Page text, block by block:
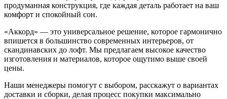
продуманная конструкция, где каждая деталь работает на ваш
комфорт и спокойный сон.
«Аккорд» — это универсальное решение, которое гармонично
впишется в большинство современных интерьеров, от
скандинавских до лофт. Мы предлагаем высокое качество
изготовления и материалов, которое ощутимо выше своей
цены.
Наши менеджеры помогут с выбором, расскажут о вариантах
доставки и сборки, делая процесс покупки максимально